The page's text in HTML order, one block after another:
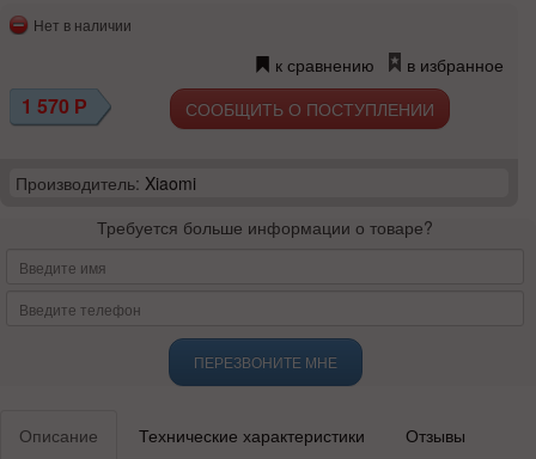
Нет в наличии
к сравнению в избранное
1 570 Р СООБЩИТЬ О ПОСТУПЛЕНИИ
Производитель: Xiaomi
Требуется больше информации о товаре?
ПЕРЕЗВОНИТЕ МНЕ
Описание Технические характеристики Отзывы